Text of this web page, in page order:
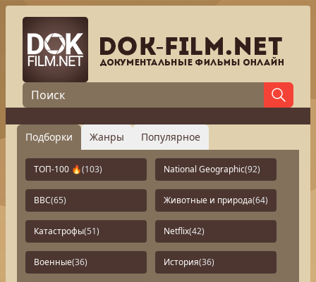
Подборки Жанры Популярное
ТОП-100 🔥(103) National Geographic(92)
BBC(65) Животные и природа(64)
Катастрофы(51) Netflix(42)
Военные(36) История(36)